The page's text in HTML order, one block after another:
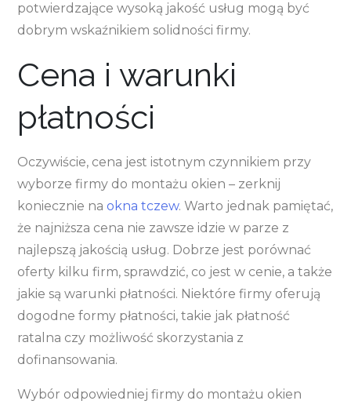
potwierdzające wysoką jakość usług mogą być
dobrym wskaźnikiem solidności firmy.
Cena i warunki
płatności
Oczywiście, cena jest istotnym czynnikiem przy
wyborze firmy do montażu okien – zerknij
koniecznie naokna tczew. Warto jednak pamiętać,
że najniższa cena nie zawsze idzie w parze z
najlepszą jakością usług. Dobrze jest porównać
oferty kilku firm, sprawdzić, co jest w cenie, a także
jakie są warunki płatności. Niektóre firmy oferują
dogodne formy płatności, takie jak płatność
ratalna czy możliwość skorzystania z
dofinansowania.
Wybór odpowiedniej firmy do montażu okien